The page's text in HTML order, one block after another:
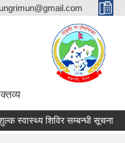
स्वास्थ्य शिविर सम्बन्धी सूचना